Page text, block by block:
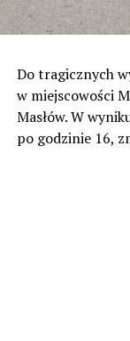
Do tragicznych
w miejscowości
Masłów. W
po godzinie 16,